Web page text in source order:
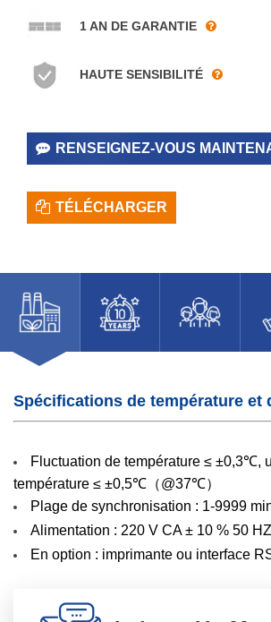
1 AN DE GARANTIE
HAUTE SENSIBILITÉ
RENSEIGNEZ-VOUS
TÉLÉCHARGER
Spécifications de température et
Fluctuation de température ≤ ±0,3℃,
température ≤ ±0,5℃（@37℃）
Plage de synchronisation : 1-9999
Alimentation : 220 V CA ± 10 % 50 HZ
En option : imprimante ou interface